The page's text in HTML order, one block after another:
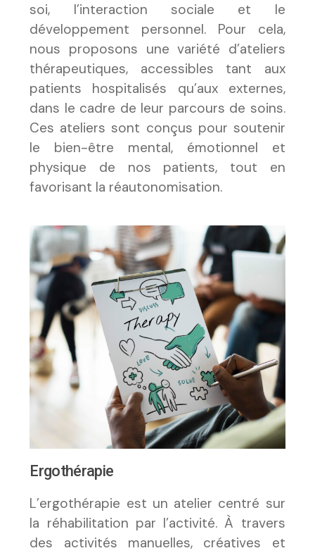
soi, l’interaction sociale et le
développement personnel. Pour cela,
nous proposons une variété d’ateliers
thérapeutiques, accessibles tant aux
patients hospitalisés qu’aux externes,
dans le cadre de leur parcours de soins.
Ces ateliers sont conçus pour soutenir
le bien-être mental, émotionnel et
physique de nos patients, tout en
favorisant la réautonomisation.
Ergothérapie
L’ergothérapie est un atelier centré sur
la réhabilitation par l’activité. À travers
des activités manuelles, créatives et